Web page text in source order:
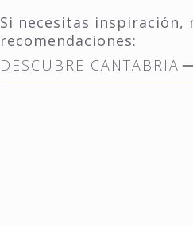
Si necesitas inspiración,
recomendaciones:
DESCUBRE CANTABRIA